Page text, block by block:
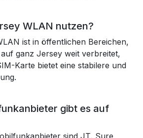
WLAN nutzen?
ist in öffentlichen Bereichen,
ganz Jersey weit verbreitet,
Karte bietet eine stabilere und
gibt es auf
sind JT, Sure